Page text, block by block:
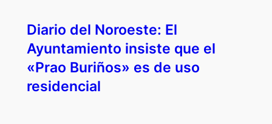
Diario del Noroeste: El
Ayuntamiento insiste que el
«Prao Buriños» es de uso
residencial